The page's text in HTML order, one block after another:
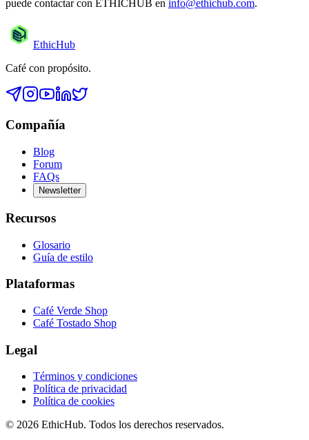
puede contactar con ETHICHUB en info@ethichub.com.
EthicHub
Café con propósito.
Compañía
Blog
Forum
FAQs
Newsletter
Recursos
Glosario
Guía de estilo
Plataformas
Café Verde Shop
Café Tostado Shop
Legal
Términos y condiciones
Política de privacidad
Política de cookies
© 2026 EthicHub. Todos los derechos reservados.